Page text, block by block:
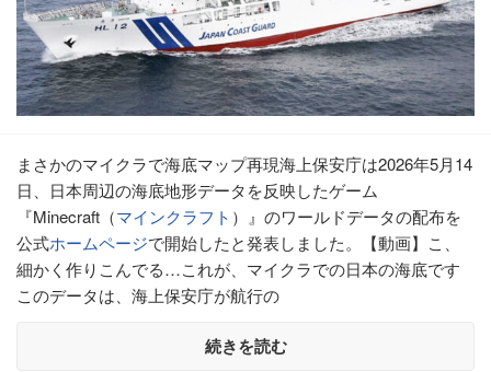
まさかのマイクラで海底マップ再現海上保安庁は2026年5月14
日、日本周辺の海底地形データを反映したゲーム
『Minecraft（マインクラフト ）』のワールドデータの配布を
公式ホームページで開始したと発表しました。【動画】こ、
細かく作りこんでる…これが、マイクラでの日本の海底です
このデータは、海上保安庁が航行の
続きを読む